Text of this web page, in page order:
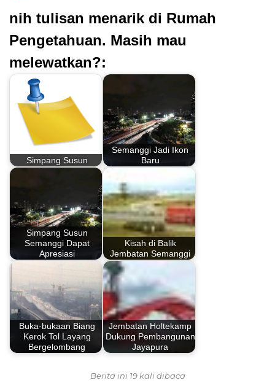
nih tulisan menarik di Rumah
Pengetahuan. Masih mau
melewatkan?:
Simpang Susun
Semanggi Jadi Ikon
Baru
Simpang Susun
Semanggi Dapat
Apresiasi
Kisah di Balik
Jembatan Semanggi
Buka-bukaan Biang
Kerok Tol Layang
Bergelombang
Jembatan Holtekamp
Dukung Pembangunan
Jayapura
Berita ini 19 kali dibaca